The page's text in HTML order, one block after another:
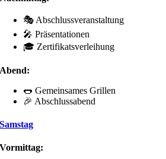
🎭 Abschlussveranstaltung
🎤 Präsentationen
🎓 Zertifikatsverleihung
Abend:
🌭 Gemeinsames Grillen
🎉 Abschlussabend
Samstag
Vormittag: